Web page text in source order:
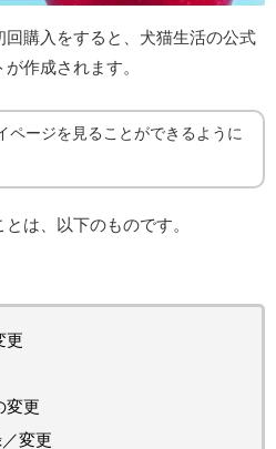
購入をすると、犬猫生活の公式
作成されます。
ページを見ることができるように
は、以下のものです。
更
変更
変更